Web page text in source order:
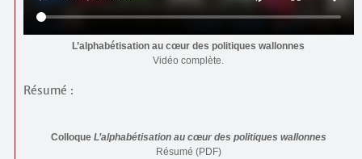
L’alphabétisation au cœur des politiques wallonnes
Vidéo complète.
Résumé :
Colloque L’alphabétisation au cœur des politiques wallonnes
Résumé (PDF)